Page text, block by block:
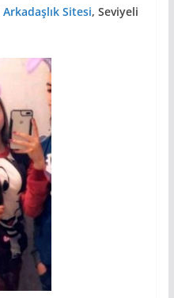
Arkadaşlık Sitesi, Seviyeli